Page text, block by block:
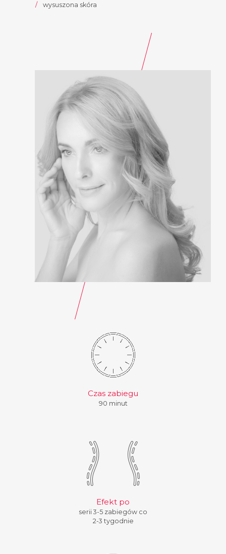
wysuszona skóra
Czas zabiegu
90 minut
Efekt po
serii 3-5 zabiegów co
2-3 tygodnie